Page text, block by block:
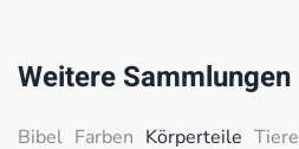
Weitere Sammlungen
Bibel Farben Körperteile Tiere